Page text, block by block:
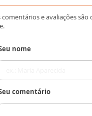
comentários e avaliações
nome
comentário